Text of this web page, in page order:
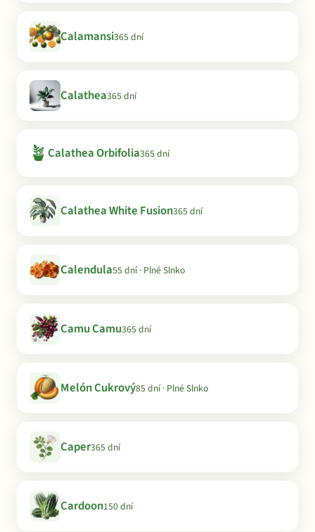
Calamansi365 dní
Calathea365 dní
🪴 Calathea Orbifolia365 dní
Calathea White Fusion365 dní
Calendula55 dní · Plné Slnko
Camu Camu365 dní
Melón Cukrový85 dní · Plné Slnko
Caper365 dní
Cardoon150 dní